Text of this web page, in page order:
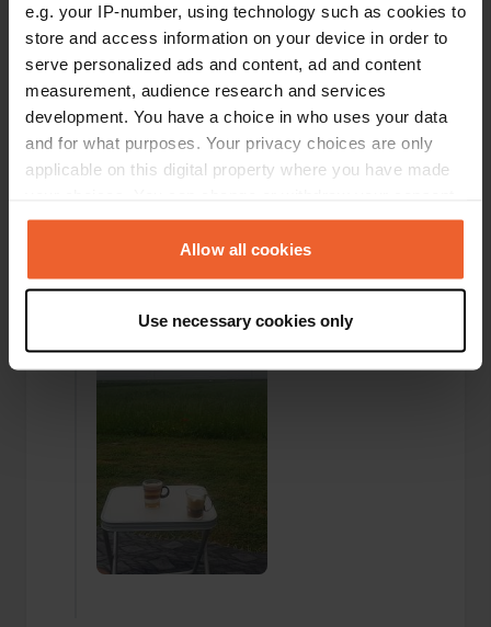
e.g. your IP-number, using technology such as cookies to
store and access information on your device in order to
serve personalized ads and content, ad and content
measurement, audience research and services
development. You have a choice in who uses your data
and for what purposes. Your privacy choices are only
applicable on this digital property where you have made
any time from the Cookie Declaration or by clicking on
the Privacy trigger icon.
Collect information about your geographical location
which can be accurate to within several meters
Identify your device by actively scanning it for
We use cookies to personalise content and ads, to
We also share information about your use of our site with
Allow all cookies
Use necessary cookies only
Sitecode:56011
Un'esperienza molto bella essere in un mini
campeggio così carino. Nonostante il nostro 8,40
mtr aveva un posto spazioso dal simpatico
proprietario. Quando entri e ti allontani, fai molta
attenzione altrimenti colpirai il fondo per un
momento. Abbiamo preso uova fresche e anche
qualche fetta di torta fatta in casa.
Aggiunta una foto a una
posizione
fa